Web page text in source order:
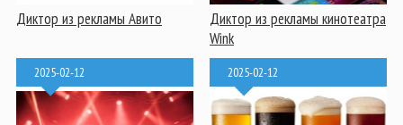
Диктор из рекламы Авито
Диктор из рекламы кинотеатра
Wink
2025-02-12 2025-02-12